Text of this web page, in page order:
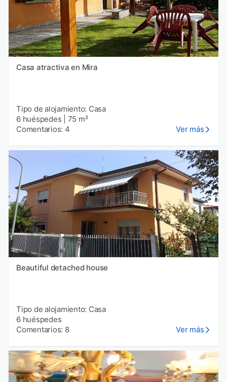
Casa atractiva en Mira
Tipo de alojamiento: Casa
6 huéspedes
75 m²
Comentarios: 4
Ver más
Beautiful detached house
Tipo de alojamiento: Casa
6 huéspedes
Comentarios: 8
Ver más